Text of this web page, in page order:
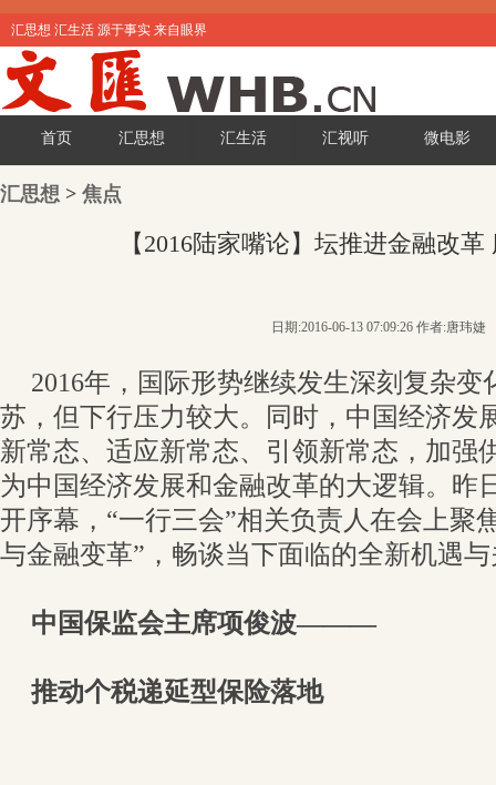
汇思想 汇生活 源于事实 来自眼界
首页 汇思想 汇生活 汇视听 微电影
汇思想 > 焦点
【2016陆家嘴论】坛推进金融改
日期:2016-06-13 07:09:26 作者:唐玮婕
2016年，国际形势继续发生深刻复杂
苏，但下行压力较大。同时，中国经济发
新常态、适应新常态、引领新常态，加强
为中国经济发展和金融改革的大逻辑。昨
开序幕，“一行三会”相关负责人在会上聚
与金融变革”，畅谈当下面临的全新机遇
中国保监会主席项俊波———
推动个税递延型保险落地